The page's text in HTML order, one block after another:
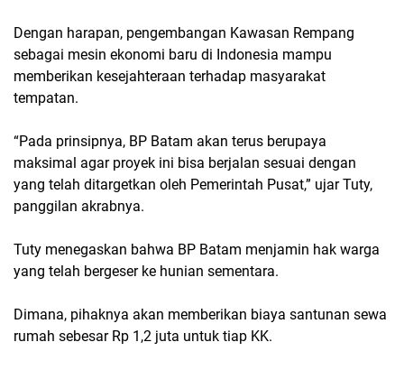
Dengan harapan, pengembangan Kawasan Rempang
sebagai mesin ekonomi baru di Indonesia mampu
memberikan kesejahteraan terhadap masyarakat
tempatan.
“Pada prinsipnya, BP Batam akan terus berupaya
maksimal agar proyek ini bisa berjalan sesuai dengan
yang telah ditargetkan oleh Pemerintah Pusat,” ujar Tuty,
panggilan akrabnya.
Tuty menegaskan bahwa BP Batam menjamin hak warga
yang telah bergeser ke hunian sementara.
Dimana, pihaknya akan memberikan biaya santunan sewa
rumah sebesar Rp 1,2 juta untuk tiap KK.